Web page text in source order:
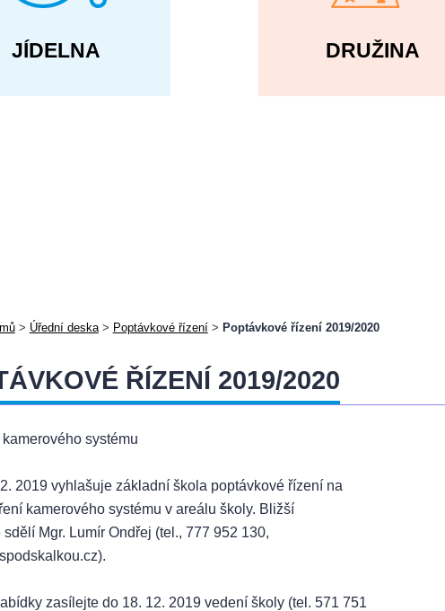
JÍDELNA DRUŽINA
> Úřední deska> Poptávkové řízení> Poptávkové řízení 2019/2020
ŘÍZENÍ 2019/2020
systému
2019 vyhlašuje základní škola poptávkové řízení na
kamerového systému v areálu školy. Bližší
sdělí Mgr. Lumír Ondřej (tel., 777 952 130,
zasílejte do 18. 12. 2019 vedení školy (tel. 571 751